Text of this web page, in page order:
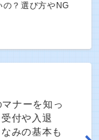
の？選び方やNG